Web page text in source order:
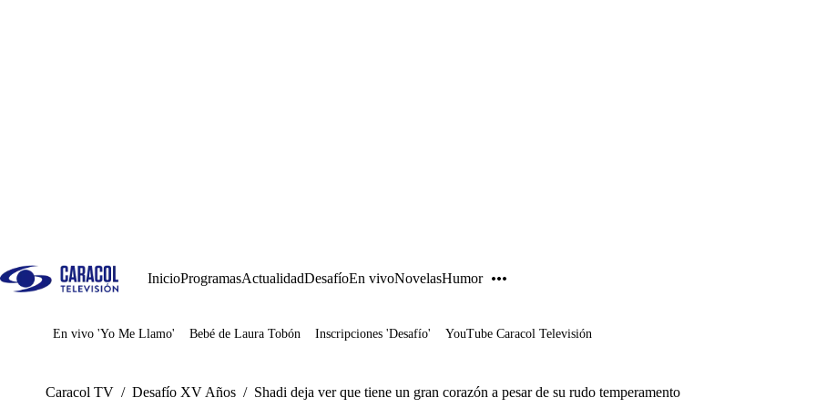
InicioProgramasActualidadDesafíoEn vivoNovelasHumor
Juegos
En vivo 'Yo Me Llamo' Bebé de Laura Tobón Inscripciones 'Desafío' YouTube Caracol Televisión
Caracol TV / Desafío XV Años / Shadi deja ver que tiene un gran corazón a pesar de su rudo temperamento